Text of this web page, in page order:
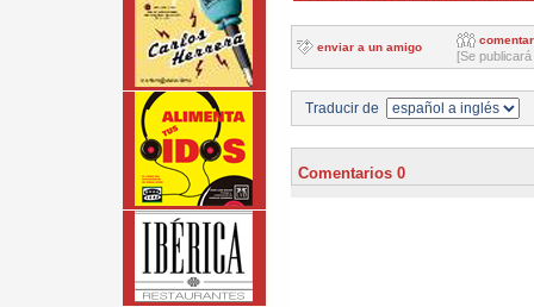
enviar a un amigo
comentar
[Se
Traducir de
Comentarios 0